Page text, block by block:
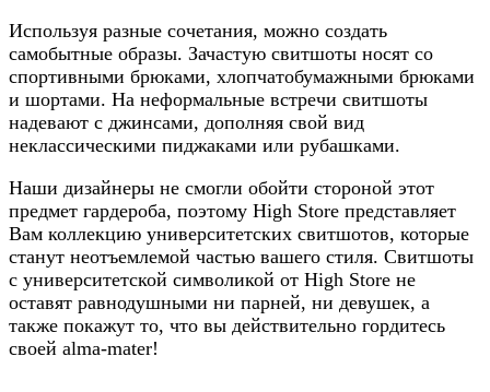
Используя разные сочетания, можно создать
самобытные образы. Зачастую свитшоты носят со
спортивными брюками, хлопчатобумажными брюками
и шортами. На неформальные встречи свитшоты
надевают с джинсами, дополняя свой вид
неклассическими пиджаками или рубашками.
Наши дизайнеры не смогли обойти стороной этот
предмет гардероба, поэтому High Store представляет
Вам коллекцию университетских свитшотов, которые
станут неотъемлемой частью вашего стиля. Свитшоты
с университетской символикой от High Store не
оставят равнодушными ни парней, ни девушек, а
также покажут то, что вы действительно гордитесь
своей alma-mater!